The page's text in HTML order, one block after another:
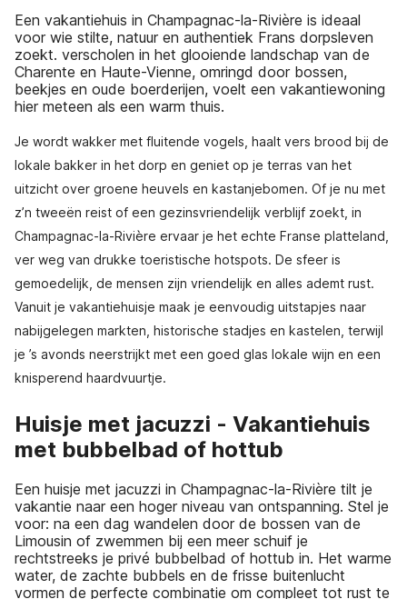
Een vakantiehuis in Champagnac-la-Rivière is ideaal
voor wie stilte, natuur en authentiek Frans dorpsleven
zoekt. verscholen in het glooiende landschap van de
Charente en Haute-Vienne, omringd door bossen,
beekjes en oude boerderijen, voelt een vakantiewoning
hier meteen als een warm thuis.
Je wordt wakker met fluitende vogels, haalt vers brood bij de
lokale bakker in het dorp en geniet op je terras van het
uitzicht over groene heuvels en kastanjebomen. Of je nu met
z’n tweeën reist of een gezinsvriendelijk verblijf zoekt, in
Champagnac-la-Rivière ervaar je het echte Franse platteland,
ver weg van drukke toeristische hotspots. De sfeer is
gemoedelijk, de mensen zijn vriendelijk en alles ademt rust.
Vanuit je vakantiehuisje maak je eenvoudig uitstapjes naar
nabijgelegen markten, historische stadjes en kastelen, terwijl
je ’s avonds neerstrijkt met een goed glas lokale wijn en een
knisperend haardvuurtje.
Huisje met jacuzzi - Vakantiehuis
met bubbelbad of hottub
Een huisje met jacuzzi in Champagnac-la-Rivière tilt je
vakantie naar een hoger niveau van ontspanning. Stel je
voor: na een dag wandelen door de bossen van de
Limousin of zwemmen bij een meer schuif je
rechtstreeks je privé bubbelbad of hottub in. Het warme
water, de zachte bubbels en de frisse buitenlucht
vormen de perfecte combinatie om compleet tot rust te